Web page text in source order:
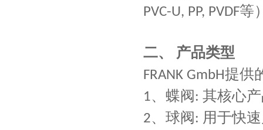
PVC-U, PP, PVDF等
二、 产品类型
FRANK GmbH提供
1、 蝶阀: 其核心
2、 球阀: 用于快